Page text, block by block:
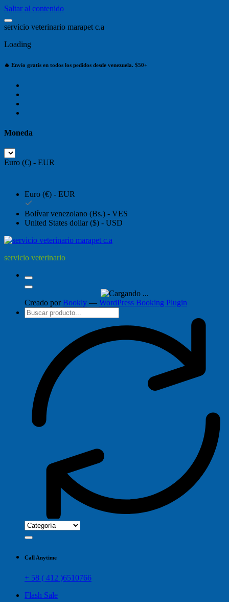
Saltar al contenido
servicio veterinario marapet c.a
Loading
🔥 Envío gratis en todos los pedidos desde venezuela. $50+
Moneda
Euro (€) - EUR
Euro (€) - EUR
Bolívar venezolano (Bs.) - VES
United States dollar ($) - USD
servicio veterinario
Creado por Bookly — WordPress Booking Plugin
Call Anytime
+ 58 ( 412 )6510766
Flash Sale